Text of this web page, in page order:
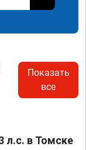
Показать
все
л.с. в Томске